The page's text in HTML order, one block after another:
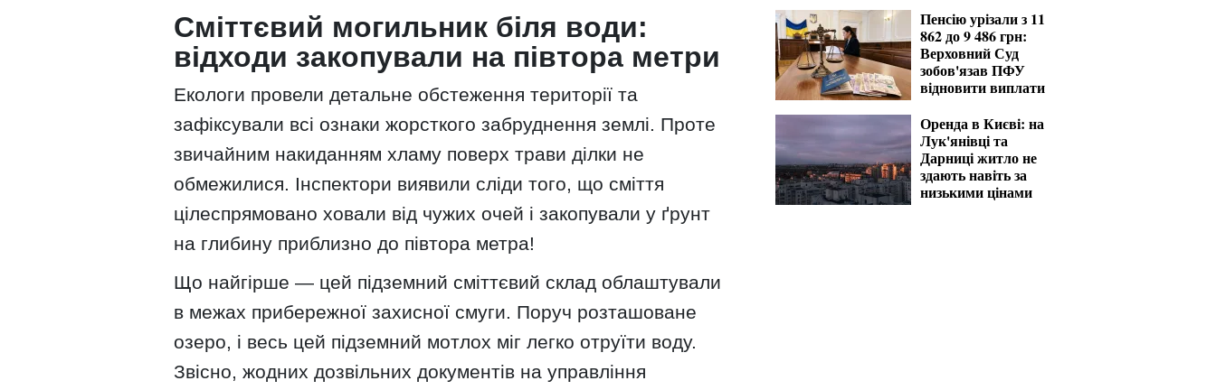
Сміттєвий могильник біля води:
відходи закопували на півтора метри
Екологи провели детальне обстеження території та
зафіксували всі ознаки жорсткого забруднення землі. Проте
звичайним накиданням хламу поверх трави ділки не
обмежилися. Інспектори виявили сліди того, що сміття
цілеспрямовано ховали від чужих очей і закопували у ґрунт
на глибину приблизно до півтора метра!
Що найгірше — цей підземний сміттєвий склад облаштували
в межах прибережної захисної смуги. Поруч розташоване
озеро, і весь цей підземний мотлох міг легко отруїти воду.
Звісно, жодних дозвільних документів на управління
Пенсію урізали з 11
862 до 9 486 грн:
Верховний Суд
зобов'язав ПФУ
відновити виплати
Оренда в Києві: на
Лук'янівці та
Дарниці житло не
здають навіть за
низькими цінами